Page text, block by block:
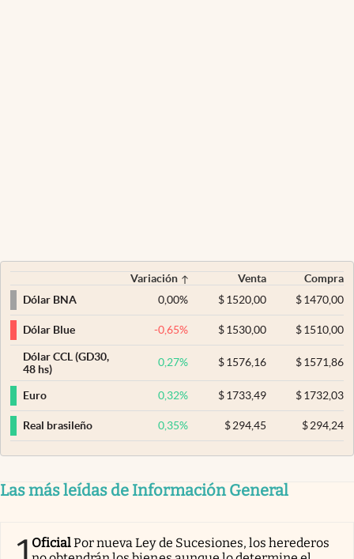
Variación Venta
Compra
Dólar BNA
0,00% $ 1520,00 $1470,00
Dólar Blue -0,65% $ 1530,00 $1510,00
Dólar CCL (GD30,
48 hs)
0,27% $ 1576,16 $1571,86
Euro 0,32% $ 1733,49 $1732,03
Real brasileño 0,35% $ 294,45 $294,24
Las más leídas de Información General
OficialPor nueva Ley de Sucesiones, los herederos